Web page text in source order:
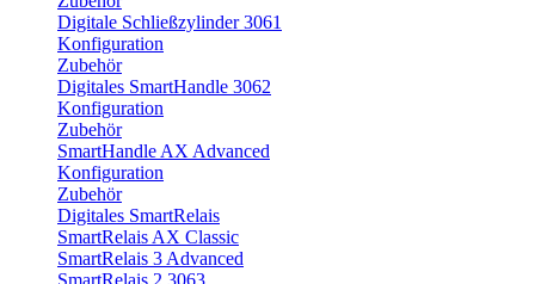
Digitale Schließzylinder 3061
Konfiguration
Zubehör
Digitales SmartHandle 3062
Konfiguration
Zubehör
SmartHandle AX Advanced
Konfiguration
Zubehör
Digitales SmartRelais
SmartRelais AX Classic
SmartRelais 3 Advanced
SmartRelais 2 3063